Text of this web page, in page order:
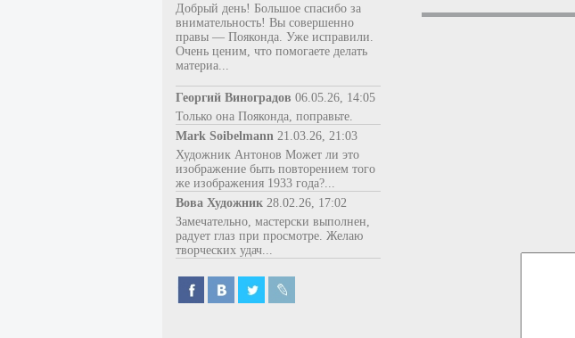
Добрый день! Большое спасибо за
внимательность! Вы совершенно
правы — Пояконда. Уже исправили.
Очень ценим, что помогаете делать
материа...
Георгий Виноградов 06.05.26, 14:05
Только она Пояконда, поправьте.
Mark Soibelmann 21.03.26, 21:03
Художник Антонов Может ли это
изображение быть повторением того
же изображения 1933 года?...
Вова Художник 28.02.26, 17:02
Замечательно, мастерски выполнен,
радует глаз при просмотре. Желаю
творческих удач...